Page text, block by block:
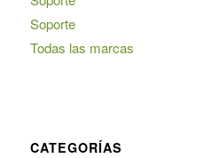
Soporte
Todas las marcas
CATEGORÍAS